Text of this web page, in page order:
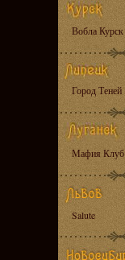
Вобла Курск
Город Теней
Мафия Клуб
Salute